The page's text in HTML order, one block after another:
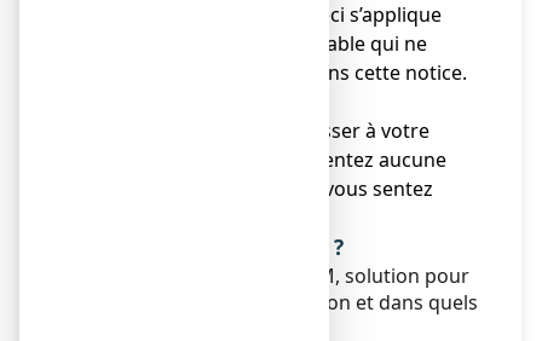
ou votre pharmacien. Ceci s’applique
aussi à tout effet indésirable qui ne
serait pas mentionné dans cette notice.
● Vous devez vous adresser à votre
médecin si vous ne ressentez aucune
amélioration ou si vous vous sentez
Que contient cette notice ?
1. Qu'est-ce que VERRUFILM, solution pour
application locale en flacon et dans quels